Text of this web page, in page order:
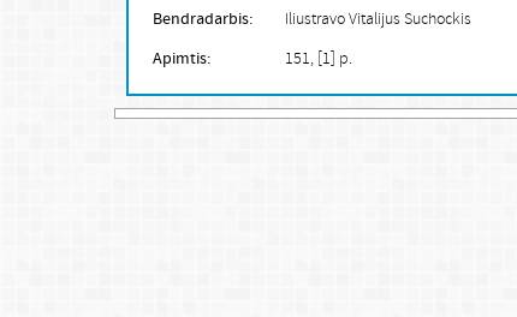
Bendradarbis: Iliustravo Vitalijus Suchockis
Apimtis: 151, [1] p.